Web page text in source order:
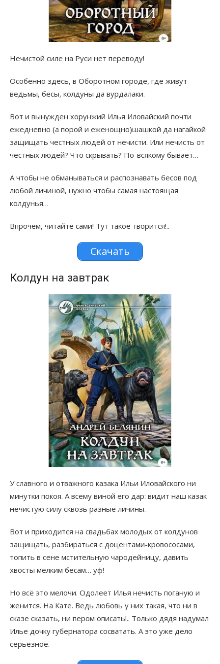
Нечистой силе на Руси нет переводу!
Особенно здесь, в Оборотном городе, где живут
ведьмы, бесы, колдуны да вурдалаки.
Вот и вынужден хорунжий Илья Иловайский почти
ежедневно (а порой и еженощно)шашкой да нагайкой
защищать честных людей от нечисти. Или нечисть от
честных людей? Что скрывать? По-всякому бывает…
А чтобы не обманываться и распознавать бесов под
любой личиной, нужно чтобы самая настоящая
колдунья…
Впрочем, читайте сами! Тут такое творится!..
Скачать
Колдун на завтрак
У славного и отважного казака Ильи Иловайского ни
минутки покоя. А всему виной его дар: видит наш казак
нечистую силу сквозь разные личины.
Вот и приходится на свадьбах молодых от колдунов
защищать, разбираться с доцентами-кровососами,
топить в сене мстительную чародейницу, давить
хвосты мелким бесам… уф!
Но всё это мелочи. Одолеет Илья нечисть поганую и
женится. На Кате. Ведь любовь у них такая, что ни в
сказе сказать, ни пером описать!.. Только дядя надумал
Илье дочку губернатора сосватать. А это уже дело
серьёзное.